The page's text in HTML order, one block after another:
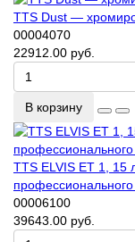
TTS Dust —
00004070
22912.00 руб.
В корзину
TTS ELVIS ET 1, 15
профессионального
00006100
39643.00 руб.